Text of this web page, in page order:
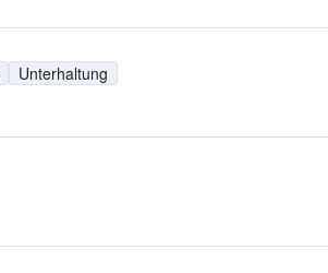
Unterhaltung